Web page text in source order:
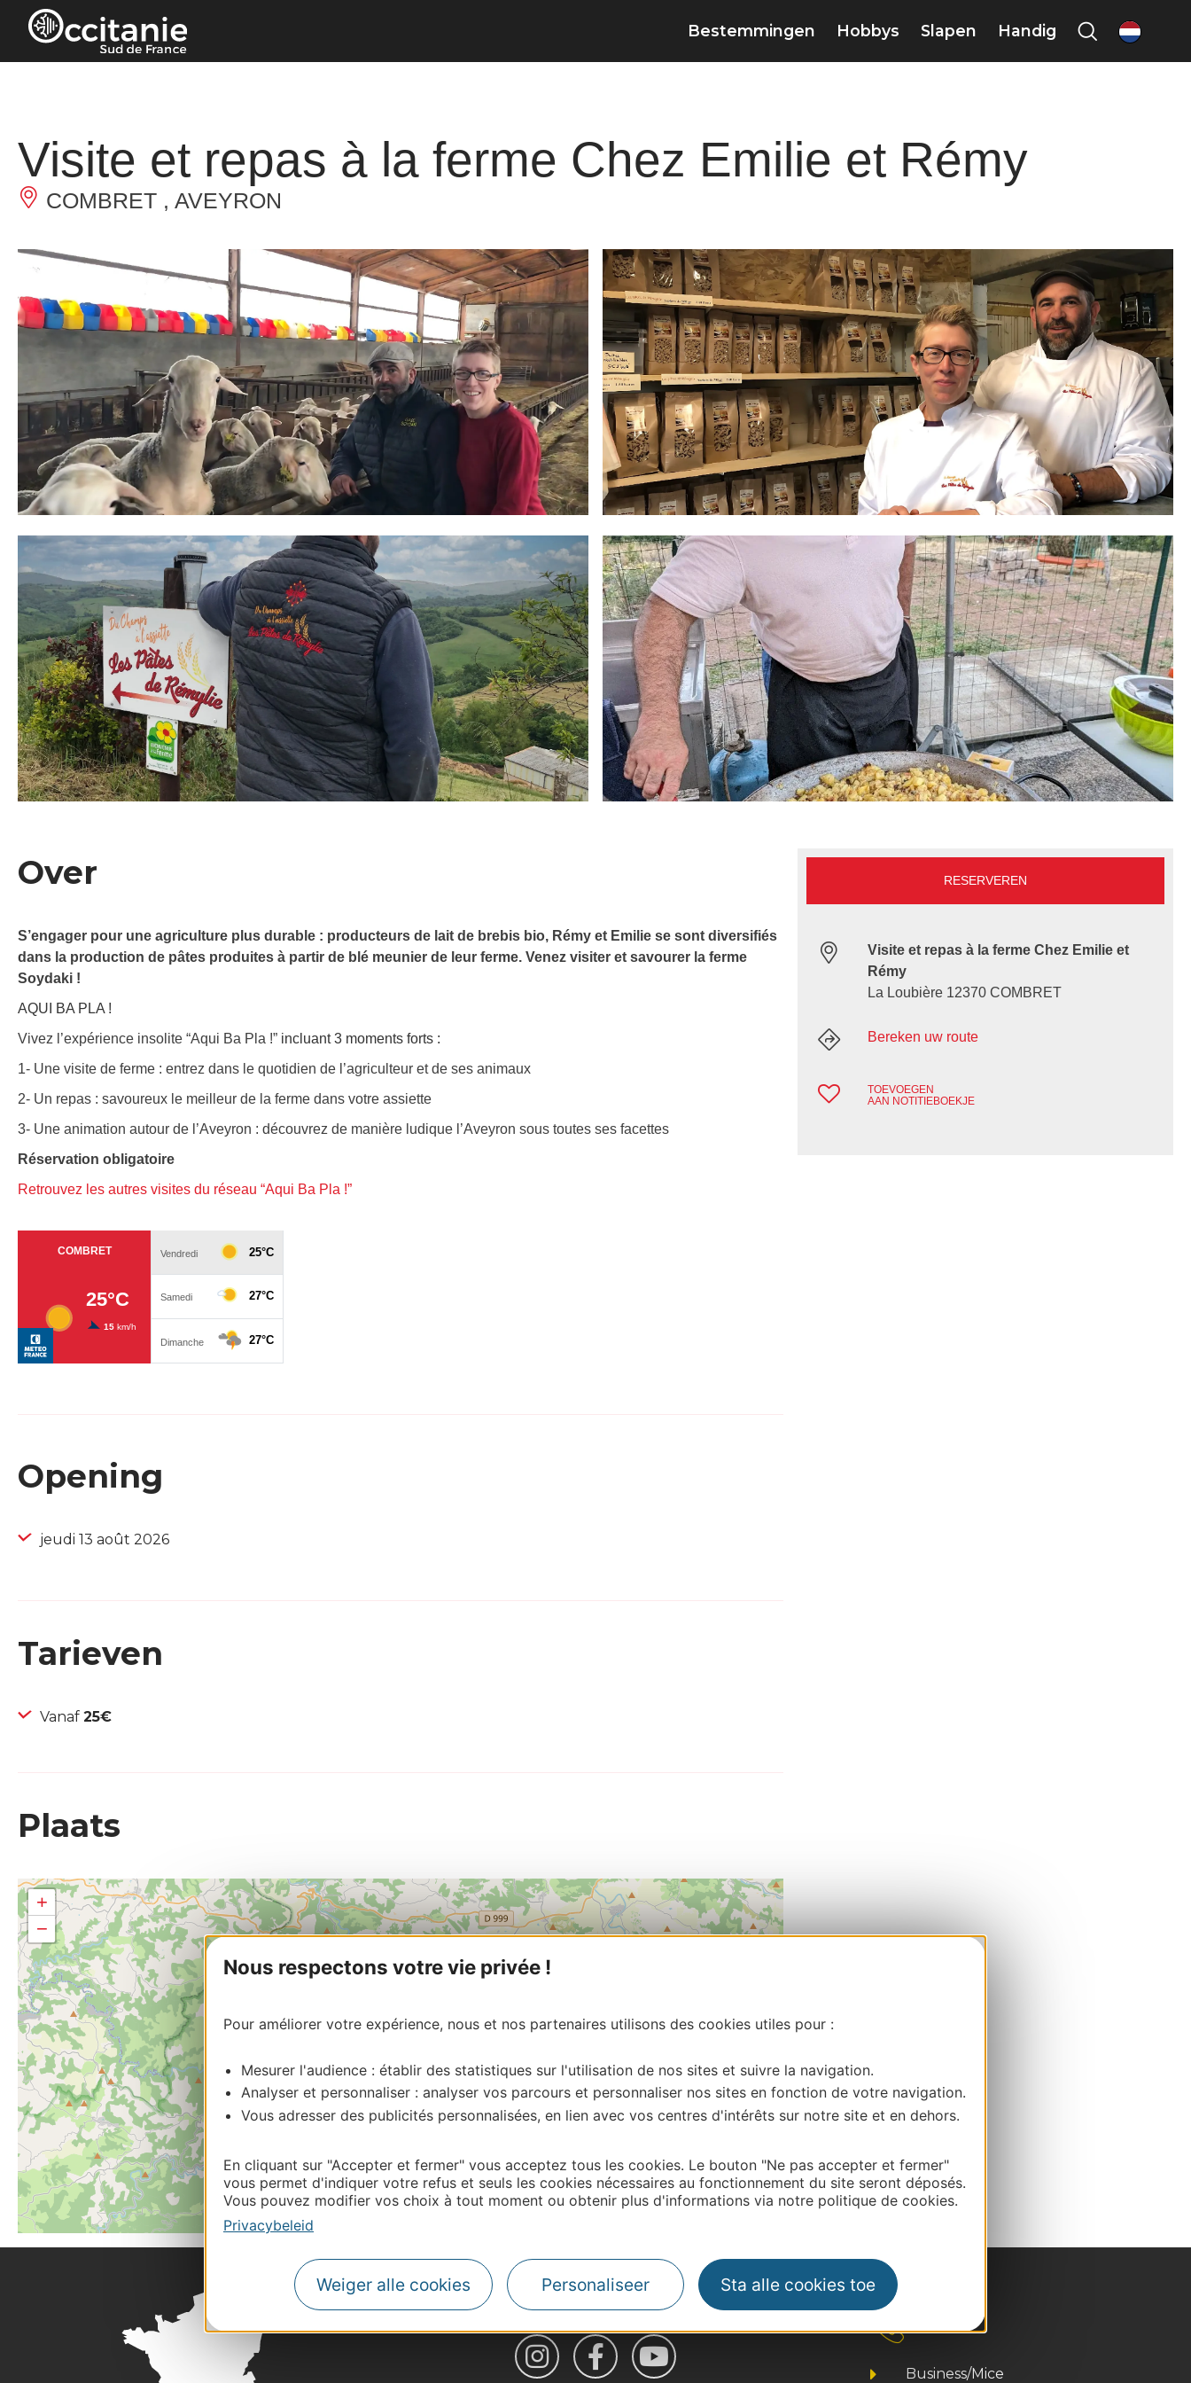
Cookies beheer paneel
Nous respectons votre vie privée !
Pour améliorer votre expérience, nous et nos partenaires utilisons des cookies utiles pour :
Mesurer l'audience : établir des statistiques sur l'utilisation de nos sites et suivre la navigation.
Analyser et personnaliser : analyser vos parcours et personnaliser nos sites en fonction de votre navigation.
Vous adresser des publicités personnalisées, en lien avec vos centres d'intérêts sur notre site et en dehors.
En cliquant sur "Accepter et fermer" vous acceptez tous les cookies. Le bouton "Ne pas accepter et fermer"
vous permet d'indiquer votre refus et seuls les cookies nécessaires au fonctionnement du site seront déposés.
Vous pouvez modifier vos choix à tout moment ou obtenir plus d'informations via notre politique de cookies.
Privacybeleid
Weiger alle cookies Personaliseer Sta alle cookies toe
Bestemmingen Hobbys Slapen Handig nl
Visite et repas à la ferme Chez Emilie et Rémy
COMBRET , AVEYRON
Over
S’engager pour une agriculture plus durable : producteurs de lait de brebis bio, Rémy et Emilie se sont diversifiés
dans la production de pâtes produites à partir de blé meunier de leur ferme. Venez visiter et savourer la ferme
Soydaki !
AQUI BA PLA !
Vivez l’expérience insolite “Aqui Ba Pla !” incluant 3 moments forts :
1- Une visite de ferme : entrez dans le quotidien de l’agriculteur et de ses animaux
2- Un repas : savoureux le meilleur de la ferme dans votre assiette
3- Une animation autour de l’Aveyron : découvrez de manière ludique l’Aveyron sous toutes ses facettes
Réservation obligatoire
Retrouvez les autres visites du réseau “Aqui Ba Pla !”
Opening
jeudi 13 août 2026
Tarieven
Vanaf 25€
Plaats
+
−
RESERVEREN
Visite et repas à la ferme Chez Emilie et
Rémy
La Loubière 12370 COMBRET
Bereken uw route
TOEVOEGEN
AAN NOTITIEBOEKJE
Contact
Business/Mice